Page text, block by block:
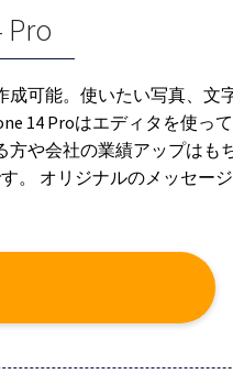
成可能。使いたい写真、文
14 Proはエディタを使っ
や会社の業績アップはも
。 オリジナルのメッセー